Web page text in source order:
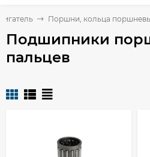
Поршни, кольца
Подшипники
пальцев